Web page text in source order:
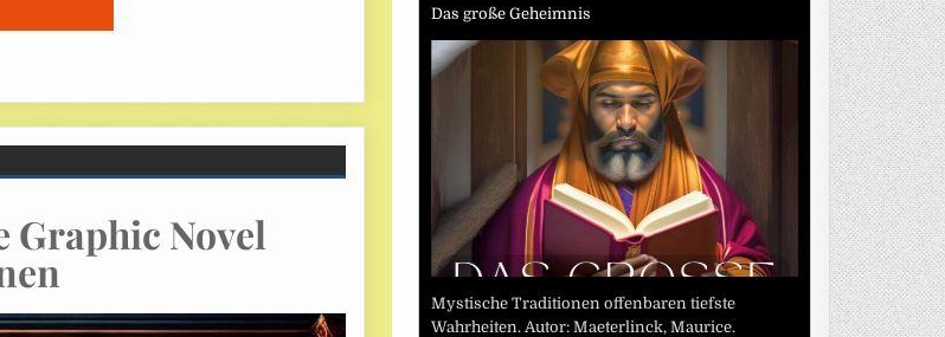
Das große Geheimnis
Mystische Traditionen offenbaren tiefste
Wahrheiten. Autor: Maeterlinck, Maurice.